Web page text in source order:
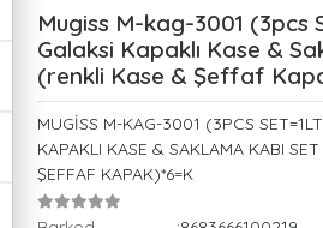
Mugiss M-kag-3001 (3pcs
Galaksi Kapaklı Kase &
(renkli Kase & Şeffaf
MUGİSS M-KAG-3001 (3PCS
KAPAKLI KASE & SAKLAMA KABI
ŞEFFAF KAPAK)*6=K